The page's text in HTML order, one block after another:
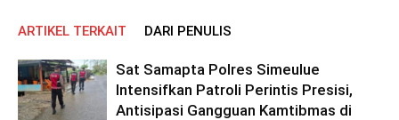
ARTIKEL TERKAIT DARI PENULIS
Sat Samapta Polres Simeulue
Intensifkan Patroli Perintis Presisi,
Antisipasi Gangguan Kamtibmas di